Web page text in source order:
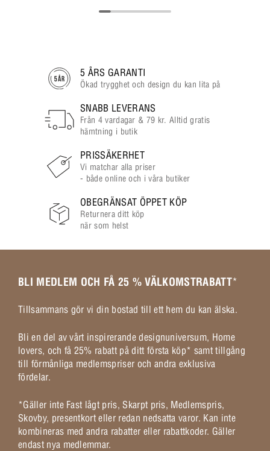
5 ÅRS GARANTI
Ökad trygghet och design du kan lita på
SNABB LEVERANS
Från 4 vardagar & 79 kr. Alltid gratis
hämtning i butik
PRISSÄKERHET
Vi matchar alla priser
- både online och i våra butiker
OBEGRÄNSAT ÖPPET KÖP
Returnera ditt köp
när som helst
BLI MEDLEM OCH FÅ 25 % VÄLKOMSTRABATT*
Tillsammans gör vi din bostad till ett hem du kan älska.
Bli en del av vårt inspirerande designuniversum, Home
lovers, och få 25% rabatt på ditt första köp* samt tillgång
till förmånliga medlemspriser och andra exklusiva
fördelar.
*Gäller inte Fast lågt pris, Skarpt pris, Medlemspris,
Skovby, presentkort eller redan nedsatta varor. Kan inte
kombineras med andra rabatter eller rabattkoder. Gäller
endast nya medlemmar.